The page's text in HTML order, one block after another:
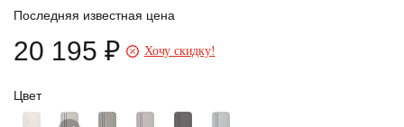
Цвет
Последняя известная цена
20 195 ₽ Хочу скидку!